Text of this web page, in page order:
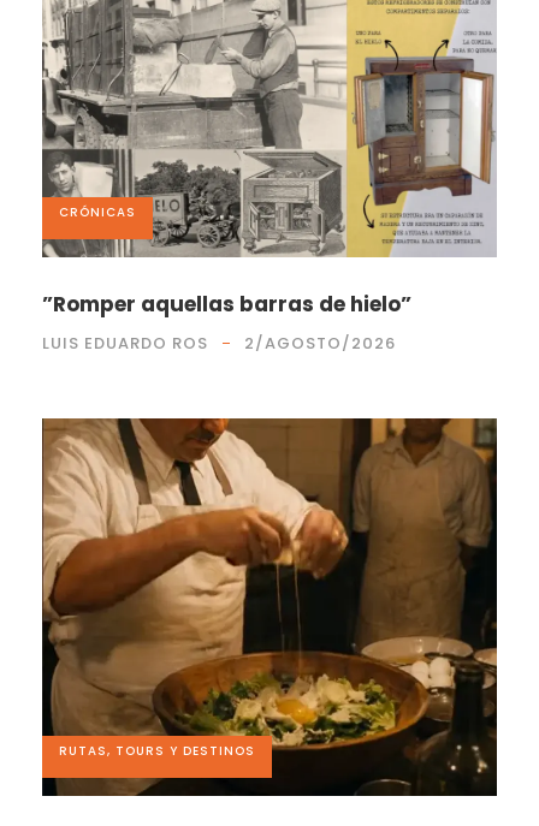
CRÓNICAS
”Romper aquellas barras de hielo”
LUIS EDUARDO ROS 2/AGOSTO/2026
RUTAS, TOURS Y DESTINOS